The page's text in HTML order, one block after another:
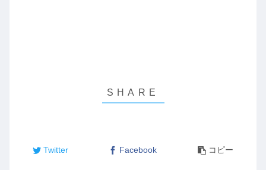
Twitter Facebook コピー